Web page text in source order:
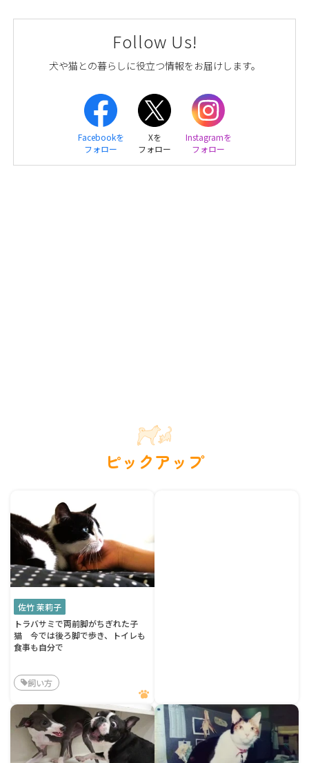
Follow Us!
犬や猫との暮らしに役立つ情報をお届けします。
Facebookを
フォロー
Xを
フォロー
Instagramを
フォロー
ピックアップ
佐竹 茉莉子
トラバサミで両前脚がちぎれた子
猫 今では後ろ脚で歩き、トイレも
食事も自分で
飼い方